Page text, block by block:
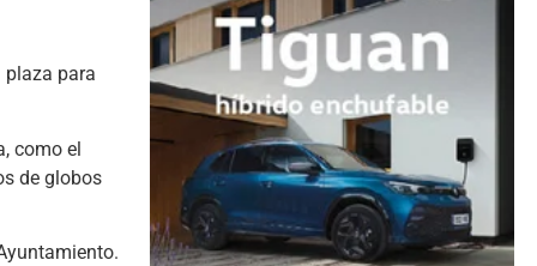
plaza para
como el
de globos